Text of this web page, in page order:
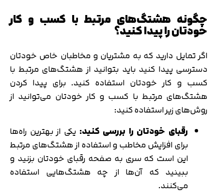
چگونه هشتگ‌های مرتبط با کسب و کار
خودتان را پیدا کنید؟
اگر تمایل دارید که به مشتریان و مخاطبان خاص خودتان
دسترسی پیدا کنید باید بتوانید از هشتگ‌های مرتبط با
کسب و کار خودتان استفاده کنید. برای پیدا کردن
هشتگ‌های مرتبط با کسب و کار خودتان می‌توانید از
روش‌های زیر استفاده کنید:
رقبای خودتان را بررسی کنید: یکی از بهترین راه‌ها
برای افزایش مخاطب و استفاده از هشتگ‌های مرتبط
این است که سری به صفحه رقبای خودتان بزنید و
ببینید که آن‌ها از چه هشتگ‌هایی استفاده
می‌کنند.